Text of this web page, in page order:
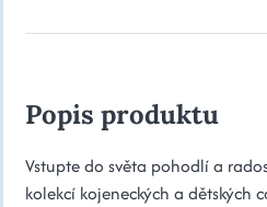
Popis produktu
Vstupte do světa pohodlí a
kolekcí kojeneckých a dětských